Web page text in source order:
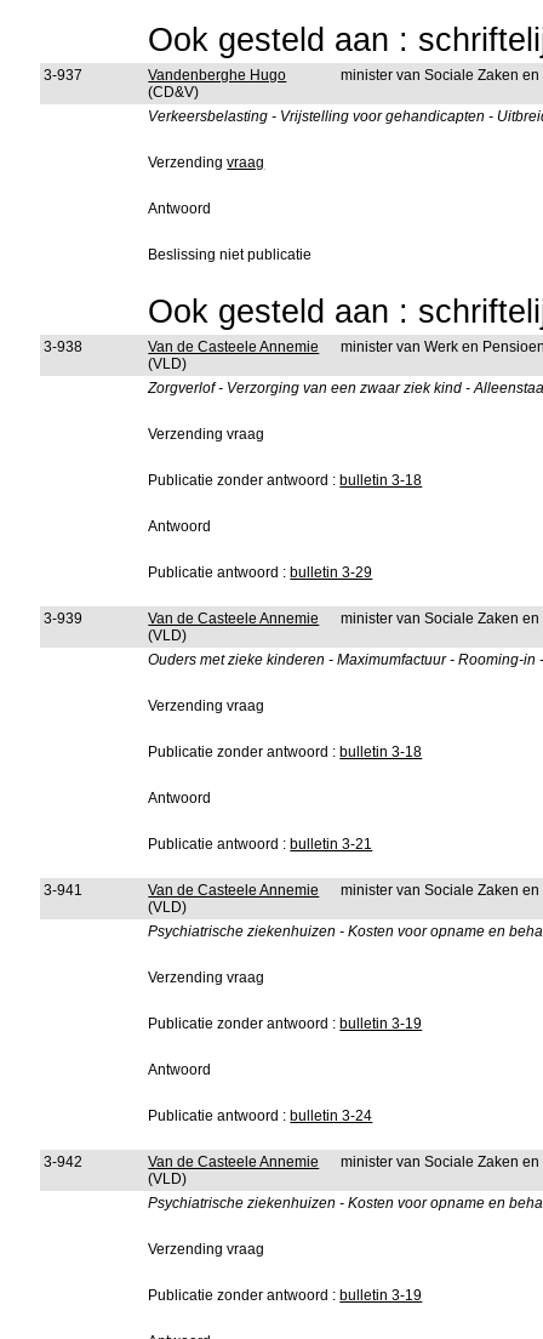
Ook gesteld aan :
3-937
Vandenberghe Hugo
(CD&V)
minister van Sociale Zaken
Verkeersbelasting - Vrijstelling voor gehandicapten -
Verzendingvraag
Antwoord
Beslissing niet publicatie
Ook gesteld aan :
3-938
Van de Casteele Annemie
(VLD)
minister van Werk en
Zorgverlof - Verzorging van een zwaar ziek kind -
Verzending vraag
Publicatie zonder antwoord : bulletin 3-18
Antwoord
Publicatie antwoord : bulletin 3-29
3-939
Van de Casteele Annemie
(VLD)
minister van Sociale Zaken
Ouders met zieke kinderen - Maximumfactuur - Rooming-
Verzending vraag
Publicatie zonder antwoord : bulletin 3-18
Antwoord
Publicatie antwoord : bulletin 3-21
3-941
Van de Casteele Annemie
(VLD)
minister van Sociale Zaken
Psychiatrische ziekenhuizen - Kosten voor opname en
Verzending vraag
Publicatie zonder antwoord : bulletin 3-19
Antwoord
Publicatie antwoord : bulletin 3-24
3-942
Van de Casteele Annemie
(VLD)
minister van Sociale Zaken
Psychiatrische ziekenhuizen - Kosten voor opname en
Verzending vraag
Publicatie zonder antwoord : bulletin 3-19